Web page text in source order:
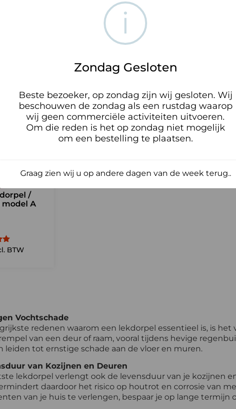
of raamdorpel?
is een onmisbaar element in de bouw van je
Het hoofddoel van een lekdorpel is het voorkomen van
/
A
BTW
Vochtschade
redenen waarom een lekdorpel essentieel is, is
van een deur of raam, vooral tijdens hevige
leiden tot ernstige schade aan de vloer en muren.
van Kozijnen en Deuren
lekdorpel verlengt ook de levensduur van je kozijnen
daardoor het risico op houtrot en corrosie van
van je huis te verlengen, bespaar je op lange termijn
i
Zondag Gesloten
Beste bezoeker, op zondag zijn wij gesloten. Wij
beschouwen de zondag als een rustdag waarop
wij geen commerciële activiteiten uitvoeren.
Om die reden is het op zondag niet mogelijk
om een bestelling te plaatsen.
Graag zien wij u op andere dagen van de week terug..